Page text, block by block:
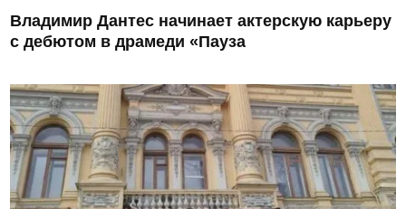
Владимир Дантес начинает актерскую карьеру
с дебютом в драмеди «Пауза